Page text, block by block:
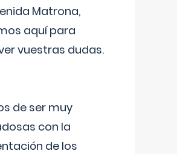
Matrona,
aquí para
vuestras dudas.
de ser muy
con la
de los